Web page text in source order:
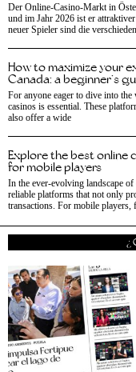
Der Online-Casino-Markt in
und im Jahr 2026 ist er
neuer Spieler sind die
How to maximize your
Canada: a beginner’s
For anyone eager to dive into
casinos is essential. These
also offer a wide
Explore the best online
for mobile players
In the ever-evolving landscape
reliable platforms that not only
transactions. For mobile players,